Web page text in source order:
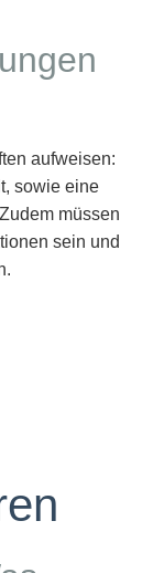
aufweisen:
sowie eine
müssen
sein und